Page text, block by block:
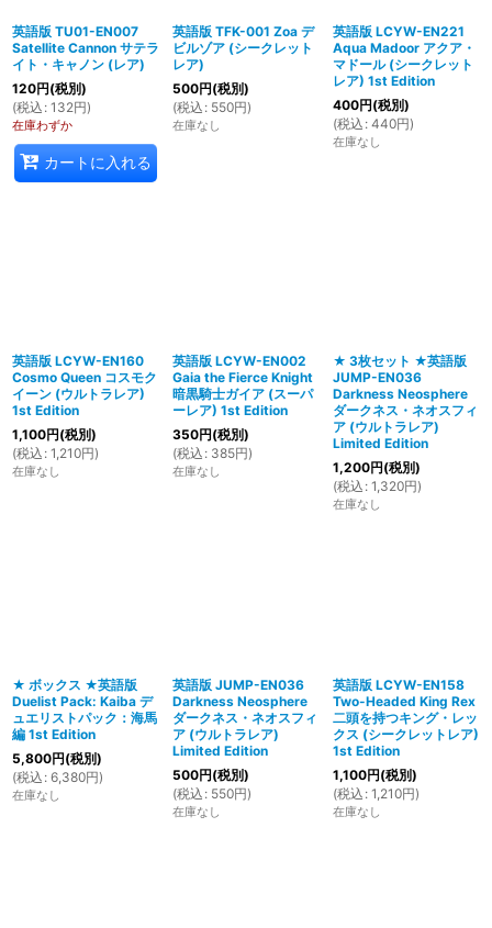
英語版 TU01-EN007
Satellite Cannon サテラ
イト・キャノン (レア)
120円(税別)
(税込 : 132円)
在庫わずか
カートに入れる
英語版 TFK-001 Zoa デ
ビルゾア (シークレット
レア)
500円(税別)
(税込 : 550円)
在庫なし
英語版 LCYW-EN221
Aqua Madoor アクア・
マドール (シークレット
レア) 1st Edition
400円(税別)
(税込 : 440円)
在庫なし
英語版 LCYW-EN160
Cosmo Queen コスモク
イーン (ウルトラレア)
1st Edition
1,100円(税別)
(税込 : 1,210円)
在庫なし
英語版 LCYW-EN002
Gaia the Fierce Knight
暗黒騎士ガイア (スーパ
ーレア) 1st Edition
350円(税別)
(税込 : 385円)
在庫なし
★ 3枚セット ★英語版
JUMP-EN036
Darkness Neosphere
ダークネス・ネオスフィ
ア (ウルトラレア)
Limited Edition
1,200円(税別)
(税込 : 1,320円)
在庫なし
★ ボックス ★英語版
Duelist Pack: Kaiba デ
ュエリストパック：海馬
編 1st Edition
5,800円(税別)
(税込 : 6,380円)
在庫なし
英語版 JUMP-EN036
Darkness Neosphere
ダークネス・ネオスフィ
ア (ウルトラレア)
Limited Edition
500円(税別)
(税込 : 550円)
在庫なし
英語版 LCYW-EN158
Two-Headed King Rex
二頭を持つキング・レッ
クス (シークレットレア)
1st Edition
1,100円(税別)
(税込 : 1,210円)
在庫なし